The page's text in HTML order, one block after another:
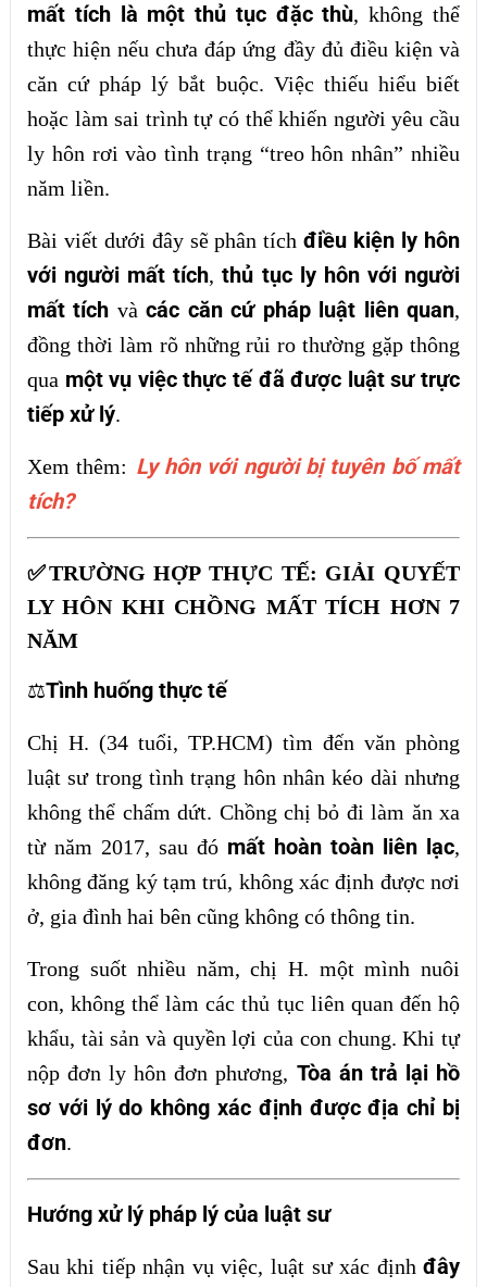
mất tích là một thủ tục đặc thù, không thể
thực hiện nếu chưa đáp ứng đầy đủ điều kiện và
căn cứ pháp lý bắt buộc. Việc thiếu hiểu biết
hoặc làm sai trình tự có thể khiến người yêu cầu
ly hôn rơi vào tình trạng “treo hôn nhân” nhiều
năm liền.
Bài viết dưới đây sẽ phân tíchđiều kiện ly hôn
với người mất tích,thủ tục ly hôn với người
mất tích vàcác căn cứ pháp luật liên quan,
đồng thời làm rõ những rủi ro thường gặp thông
qua một vụ việc thực tế đã được luật sư trực
tiếp xử lý.
Xem thêm: Ly hôn với người bị tuyên bố mất
tích?
✅TRƯỜNG HỢP THỰC TẾ: GIẢI QUYẾT
LY HÔN KHI CHỒNG MẤT TÍCH HƠN 7
NĂM
⚖Tình huống thực tế
Chị H. (34 tuổi, TP.HCM) tìm đến văn phòng
luật sư trong tình trạng hôn nhân kéo dài nhưng
không thể chấm dứt. Chồng chị bỏ đi làm ăn xa
từ năm 2017, sau đó mất hoàn toàn liên lạc,
không đăng ký tạm trú, không xác định được nơi
ở, gia đình hai bên cũng không có thông tin.
Trong suốt nhiều năm, chị H. một mình nuôi
con, không thể làm các thủ tục liên quan đến hộ
khẩu, tài sản và quyền lợi của con chung. Khi tự
nộp đơn ly hôn đơn phương, Tòa án trả lại hồ
sơ với lý do không xác định được địa chỉ bị
đơn.
Hướng xử lý pháp lý của luật sư
Sau khi tiếp nhận vụ việc, luật sư xác địnhđây